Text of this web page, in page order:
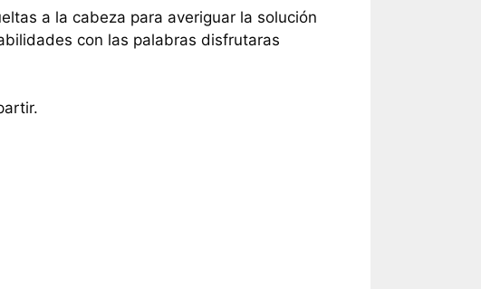
a la cabeza para averiguar la solución
con las palabras disfrutaras